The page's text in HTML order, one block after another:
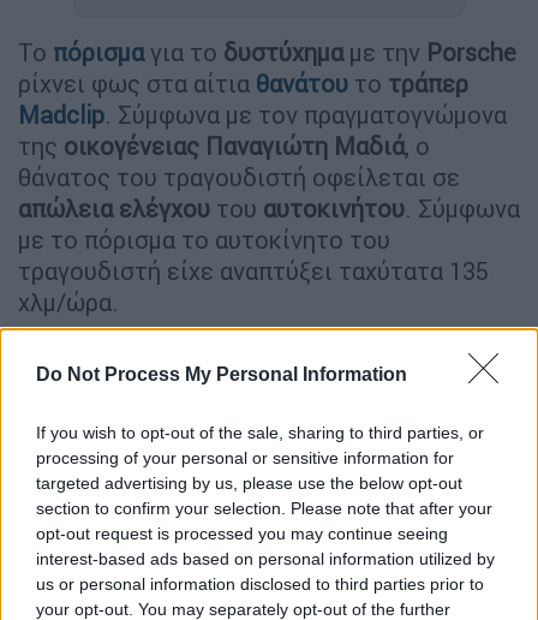
Do Not Process My Personal Information
If you wish to opt-out of the sale, sharing to third parties, or
processing of your personal or sensitive information for
targeted advertising by us, please use the below opt-out
section to confirm your selection. Please note that after your
opt-out request is processed you may continue seeing
interest-based ads based on personal information utilized by
us or personal information disclosed to third parties prior to
your opt-out. You may separately opt-out of the further
Το πόρισμα για το δυστύχημαμε την Porsche
ρίχνει φως στα αίτια θανάτου το τράπερ
Madclip. Σύμφωνα με τον πραγματογνώμονα
της οικογένειας Παναγιώτη Μαδιά, ο
θάνατος του τραγουδιστή οφείλεται σε
απώλεια ελέγχου του αυτοκινήτου. Σύμφωνα
με το πόρισμα το αυτοκίνητο του
τραγουδιστή είχε αναπτύξει ταχύτατα 135
χλμ/ώρα.
«Είναι πολλές οι εικασίες και οι υποθέσεις
που υπάρχουν. Για1.000 λόγουςμπορεί να
Σύμφωνα με τον κ.Μαδιά, αυτό που έκανε
εντύπωση από την αρχή της υπόθεσης ήταν
το γεγονός ότι το σπορ αυτοκίνητο πήρε
κανονικά την στροφή και έχασε τον έλεγχο
στη συνέχεια ενώ είχε μπει στην ευθεία.
Έτσι κατέληξε στο δέντρο.